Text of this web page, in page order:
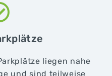
liegen nahe
und sind teilweise